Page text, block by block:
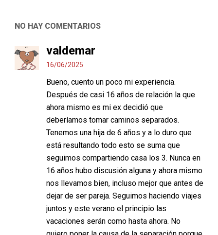
NO HAY COMENTARIOS
valdemar
16/06/2025
Bueno, cuento un poco mi experiencia.
Después de casi 16 años de relación la que
ahora mismo es mi ex decidió que
deberíamos tomar caminos separados.
Tenemos una hija de 6 años y a lo duro que
está resultando todo esto se suma que
seguimos compartiendo casa los 3. Nunca en
16 años hubo discusión alguna y ahora mismo
nos llevamos bien, incluso mejor que antes de
dejar de ser pareja. Seguimos haciendo viajes
juntos y este verano el principio las
vacaciones serán como hasta ahora. No